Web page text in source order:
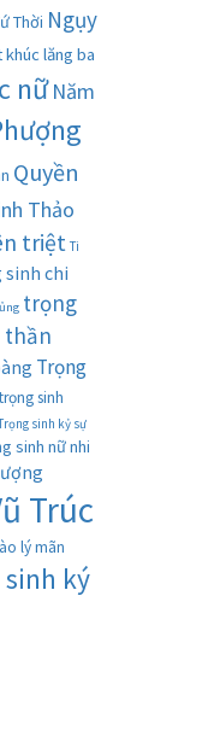
Thời Ngụy
khúc lăng ba
nữ Năm
Quyền
Thảo
triệt Ti
sinh chi
trọng
thần
Trọng
sinh
sinh kỷ sự
sinh nữ nhi
Trúc
lý mãn
ký